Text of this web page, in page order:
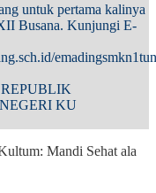
untuk pertama kalinya
Busana. Kunjungi E-
KU
Mandi Sehat ala